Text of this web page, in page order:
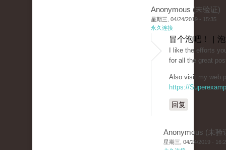
Anonymous (未验证)
星期三, 04/24/2019 - 15:35
永久连接
冒个泡吧！ |
I like the efforts
for all the great
Also visit my web
https://
回复
Anonymous (未验
星期三, 04/24/2019 -